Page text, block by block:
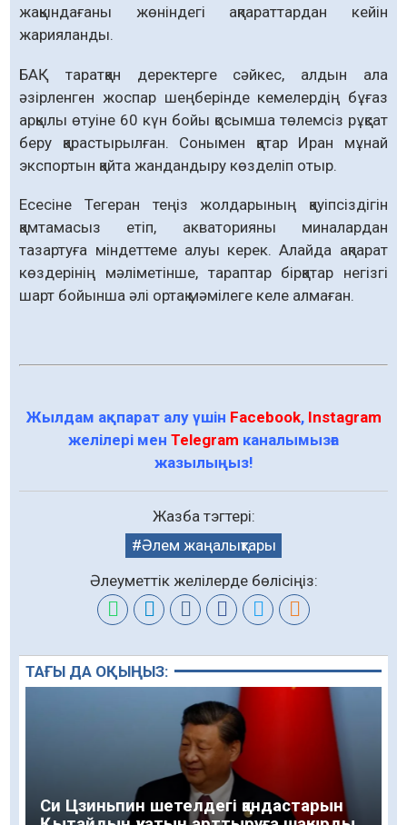
жақындағаны жөніндегі ақпараттардан кейін
жарияланды.
БАҚ таратқан деректерге сәйкес, алдын ала
әзірленген жоспар шеңберінде кемелердің бұғаз
арқылы өтуіне 60 күн бойы қосымша төлемсіз рұқсат
беру қарастырылған. Сонымен қатар Иран мұнай
экспортын қайта жандандыру көзделіп отыр.
Есесіне Тегеран теңіз жолдарының қауіпсіздігін
қамтамасыз етіп, акваторияны миналардан
тазартуға міндеттеме алуы керек. Алайда ақпарат
көздерінің мәліметінше, тараптар бірқатар негізгі
шарт бойынша әлі ортақ мәмілеге келе алмаған.
Жылдам ақпарат алу үшін Facebook, Instagram
желілері мен Telegram каналымызға
жазылыңыз!
Жазба тэгтері:
Әлем жаңалықтары
Әлеуметтік желілерде бөлісіңіз:
ТАҒЫ ДА ОҚЫҢЫЗ:
Си Цзиньпин шетелдегі қандастарын